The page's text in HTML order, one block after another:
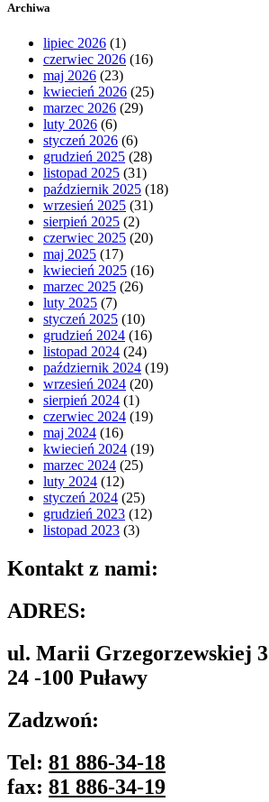
Archiwa
lipiec 2026 (1)
czerwiec 2026 (16)
maj 2026 (23)
kwiecień 2026 (25)
marzec 2026 (29)
luty 2026 (6)
styczeń 2026 (6)
grudzień 2025 (28)
listopad 2025 (31)
październik 2025 (18)
wrzesień 2025 (31)
sierpień 2025 (2)
czerwiec 2025 (20)
maj 2025 (17)
kwiecień 2025 (16)
marzec 2025 (26)
luty 2025 (7)
styczeń 2025 (10)
grudzień 2024 (16)
listopad 2024 (24)
październik 2024 (19)
wrzesień 2024 (20)
sierpień 2024 (1)
czerwiec 2024 (19)
maj 2024 (16)
kwiecień 2024 (19)
marzec 2024 (25)
luty 2024 (12)
styczeń 2024 (25)
grudzień 2023 (12)
listopad 2023 (3)
Kontakt z nami:
ADRES:
ul. Marii Grzegorzewskiej 3
24 -100 Puławy
Zadzwoń:
Tel: 81 886-34-18
fax: 81 886-34-19